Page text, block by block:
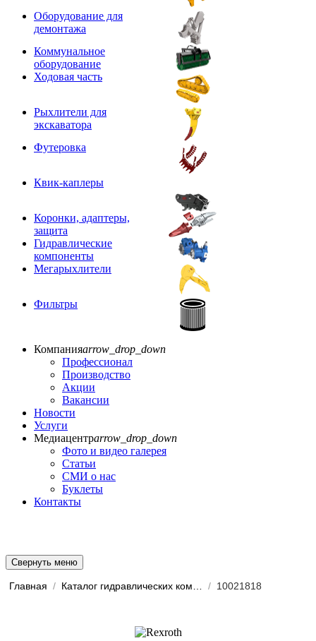
Оборудование для
демонтажа
Коммунальное
оборудование
Ходовая часть
Рыхлители для
экскаватора
Футеровка
Квик-каплеры
Коронки, адаптеры,
защита
Гидравлические
компоненты
Мегарыхлители
Фильтры
Компанияarrow_drop_down
Профессионал
Производство
Акции
Вакансии
Новости
Услуги
Медиацентрarrow_drop_down
Фото и видео галерея
Статьи
СМИ о нас
Буклеты
Контакты
Свернуть меню
Главная / / 10021818